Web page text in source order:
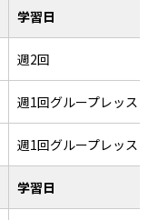
学習日
週2回
週1回グループレッス
週1回グループレッス
学習日